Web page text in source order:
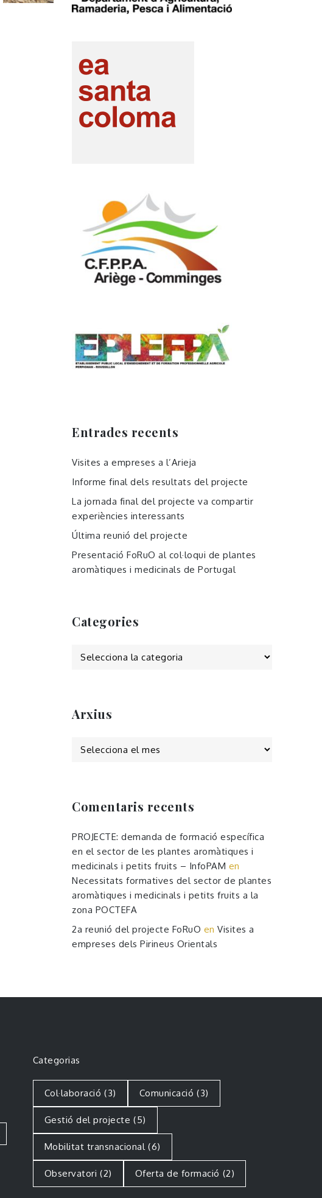
Entrades recents
Visites a empreses a l’Arieja
Informe final dels resultats del projecte
La jornada final del projecte va compartir
experiències interessants
Última reunió del projecte
Presentació FoRuO al col·loqui de plantes
aromàtiques i medicinals de Portugal
Categories
Categories
Arxius
Comentaris recents
PROJECTE: demanda de formació específica
en el sector de les plantes aromàtiques i
medicinals i petits fruits – InfoPAM en
Necessitats formatives del sector de plantes
aromàtiques i medicinals i petits fruits a la
zona POCTEFA
2a reunió del projecte FoRuO en Visites a
empreses dels Pirineus Orientals
Categorias
Col·laboració (3) Comunicació (3)
Gestió del projecte (5)
Mobilitat transnacional (6)
Observatori (2) Oferta de formació (2)